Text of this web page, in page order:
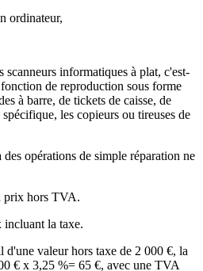
ordinateur,
scanneurs informatiques à plat, c'est-
de reproduction sous forme
à barre, de tickets de caisse, de
les copieurs ou tireuses de
opérations de simple réparation ne
prix hors TVA.
la taxe.
d'une valeur hors taxe de 2 000 €, la
€ x 3,25 %= 65 €, avec une TVA